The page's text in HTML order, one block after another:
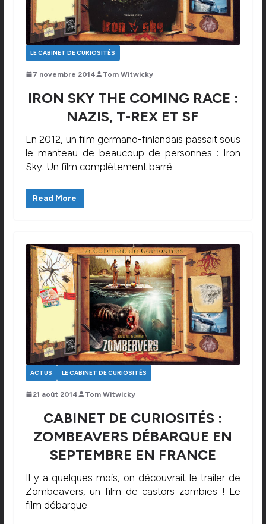
LE CABINET DE CURIOSITÉS
7 novembre 2014 Tom Witwicky
IRON SKY THE COMING RACE :
NAZIS, T-REX ET SF
En 2012, un film germano-finlandais passait sous
le manteau de beaucoup de personnes : Iron
Sky. Un film complètement barré
Read More
ACTUS LE CABINET DE CURIOSITÉS
21 août 2014 Tom Witwicky
CABINET DE CURIOSITÉS :
ZOMBEAVERS DÉBARQUE EN
SEPTEMBRE EN FRANCE
Il y a quelques mois, on découvrait le trailer de
Zombeavers, un film de castors zombies ! Le
film débarque